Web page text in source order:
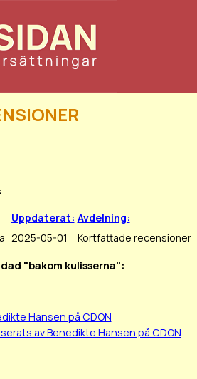
Uppdaterat: Avdelning:
2025-05-01 Kortfattade recensioner
"bakom kulisserna":
Hansen på CDON
av Benedikte Hansen på CDON